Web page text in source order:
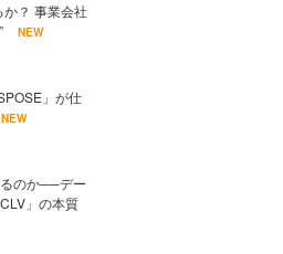
？ 事業会社
NEW
」が仕
NEW
のか──デー
」の本質